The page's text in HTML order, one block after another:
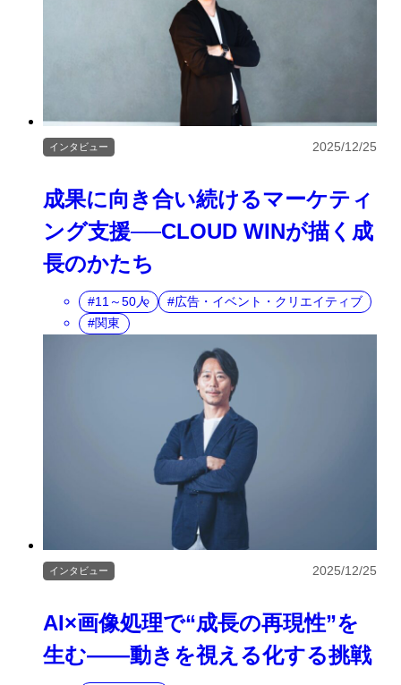
成果に向き合い続けるマーケティ
ング支援──CLOUD WINが描く成
長のかたち
インタビュー 2025/12/25
11～50人
広告・イベント・クリエイティブ
関東
AI×画像処理で“成長の再現性”を
生む――動きを視える化する挑戦
インタビュー 2025/12/25